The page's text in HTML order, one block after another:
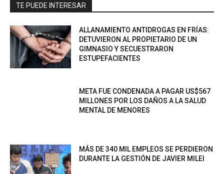
TE PUEDE INTERESAR
ALLANAMIENTO ANTIDROGAS EN FRÍAS:
DETUVIERON AL PROPIETARIO DE UN
GIMNASIO Y SECUESTRARON
ESTUPEFACIENTES
META FUE CONDENADA A PAGAR US$567
MILLONES POR LOS DAÑOS A LA SALUD
MENTAL DE MENORES
MÁS DE 340 MIL EMPLEOS SE PERDIERON
DURANTE LA GESTIÓN DE JAVIER MILEI